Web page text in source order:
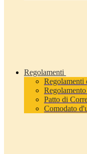
Regolamenti
Regolamenti
Patto di
Comodato